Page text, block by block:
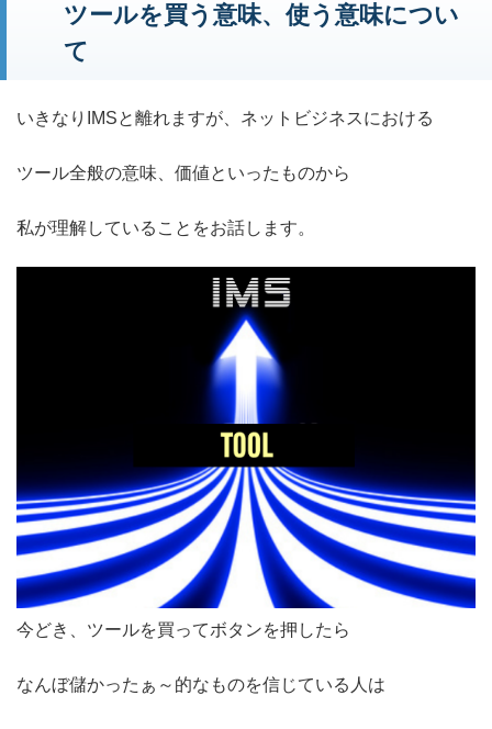
ツールを買う意味、使う意味につい
て
いきなりIMSと離れますが、ネットビジネスにおける
ツール全般の意味、価値といったものから
私が理解していることをお話します。
今どき、ツールを買ってボタンを押したら
なんぼ儲かったぁ～的なものを信じている人は